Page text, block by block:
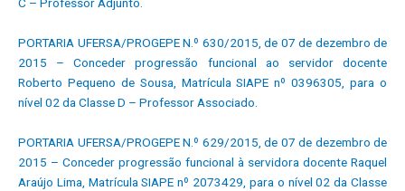
C – Professor Adjunto.
PORTARIA UFERSA/PROGEPE N.º 630/2015, de 07 de dezembro de
2015 – Conceder progressão funcional ao servidor docente
Roberto Pequeno de Sousa, Matrícula SIAPE nº 0396305, para o
nível 02 da Classe D – Professor Associado.
PORTARIA UFERSA/PROGEPE N.º 629/2015, de 07 de dezembro de
2015 – Conceder progressão funcional à servidora docente Raquel
Araújo Lima, Matrícula SIAPE nº 2073429, para o nível 02 da Classe